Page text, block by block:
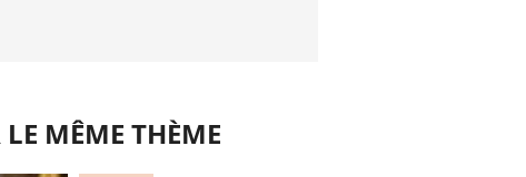
LE MÊME THÈME